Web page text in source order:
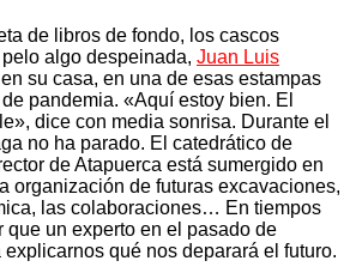
de libros de fondo, los cascos
algo despeinada, Juan Luis
en su casa, en una de esas estampas
pandemia. «Aquí estoy bien. El
dice con media sonrisa. Durante el
no ha parado. El catedrático de
de Atapuerca está sumergido en
organización de futuras excavaciones,
las colaboraciones… En tiempos
que un experto en el pasado de
qué nos deparará el futuro.